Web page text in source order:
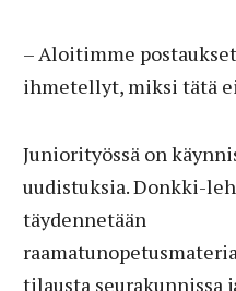
– Aloitimme
ihmetellyt, miksi tätä
Juniorityössä on
uudistuksia. Donkki-
täydennetään
tilausta seurakunnissa